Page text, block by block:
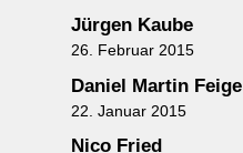
Jürgen Kaube
26. Februar 2015
Daniel Martin Feige
22. Januar 2015
Nico Fried